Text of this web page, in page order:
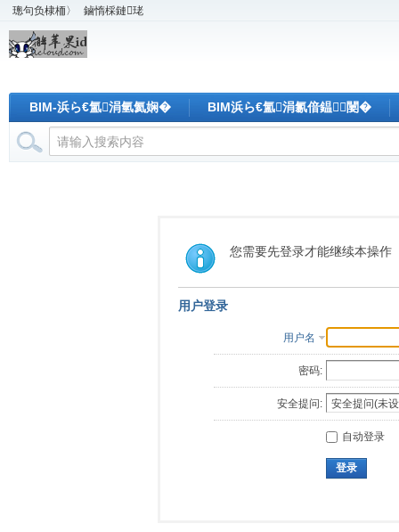
璁句负棣栭〉 鏀惰棌鏈珯
BIM-浜ら€氳涓氫氦娴� BIM浜ら€氳涓氱偣鎾闄�
您需要先登录才能继续本操作
用户登录
用户名
密码:
安全提问:
自动登录
登录